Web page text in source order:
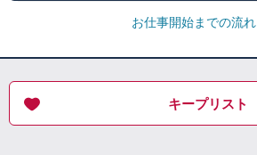
お仕事開始までの流れ
キープリスト